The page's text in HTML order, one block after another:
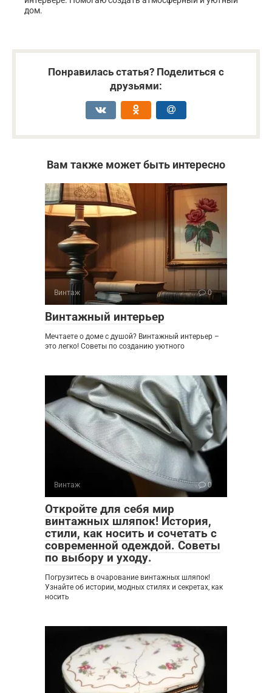
дом.
Понравилась статья? Поделиться с
друзьями:
Вам также может быть интересно
Винтаж 0
Винтажный интерьер
Мечтаете о доме с душой? Винтажный интерьер –
это легко! Советы по созданию уютного
Винтаж 0
Откройте для себя мир
винтажных шляпок! История,
стили, как носить и сочетать с
современной одеждой. Советы
по выбору и уходу.
Погрузитесь в очарование винтажных шляпок!
Узнайте об истории, модных стилях и секретах, как
носить